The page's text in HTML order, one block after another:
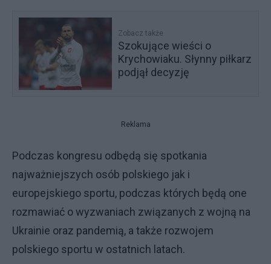
Zobacz także
Szokujące wieści o
Krychowiaku. Słynny piłkarz
podjął decyzję
Reklama
Podczas kongresu odbędą się spotkania
najważniejszych osób polskiego jak i
europejskiego sportu, podczas których będą one
rozmawiać o wyzwaniach związanych z wojną na
Ukrainie oraz pandemią, a także rozwojem
polskiego sportu w ostatnich latach.